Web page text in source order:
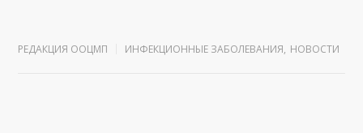
РЕДАКЦИЯ ООЦМП ИНФЕКЦИОННЫЕ ЗАБОЛЕВАНИЯ, НОВОСТИ